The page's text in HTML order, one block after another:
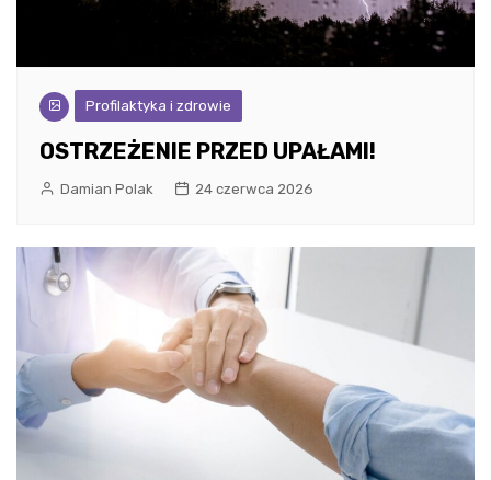
Profilaktyka i zdrowie
OSTRZEŻENIE PRZED UPAŁAMI!
Damian Polak 24 czerwca 2026